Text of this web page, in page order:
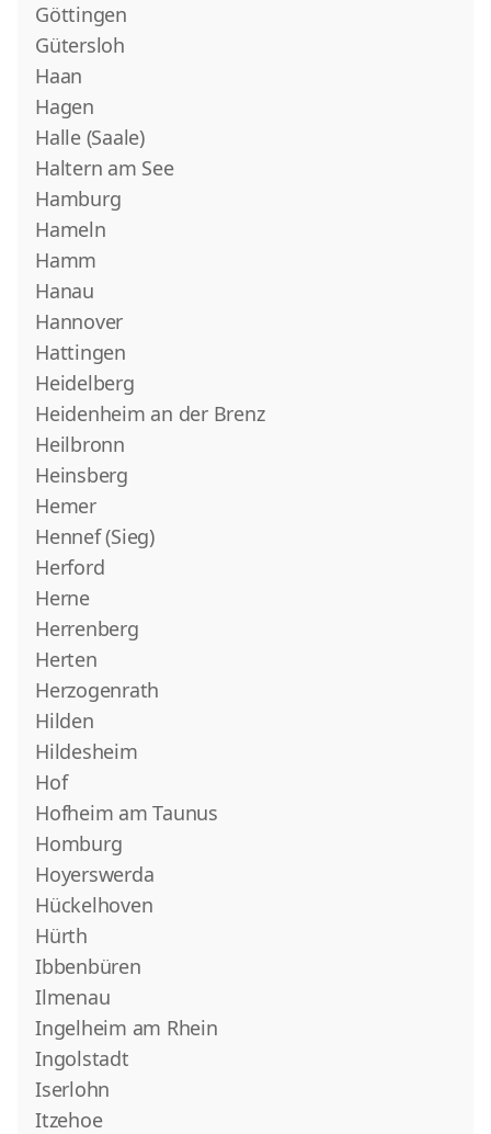
Göttingen
Gütersloh
Haan
Hagen
Halle (Saale)
Haltern am See
Hamburg
Hameln
Hamm
Hanau
Hannover
Hattingen
Heidelberg
Heidenheim an der Brenz
Heilbronn
Heinsberg
Hemer
Hennef (Sieg)
Herford
Herne
Herrenberg
Herten
Herzogenrath
Hilden
Hildesheim
Hof
Hofheim am Taunus
Homburg
Hoyerswerda
Hückelhoven
Hürth
Ibbenbüren
Ilmenau
Ingelheim am Rhein
Ingolstadt
Iserlohn
Itzehoe